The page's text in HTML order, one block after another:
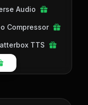
Audio
Compressor
TTS